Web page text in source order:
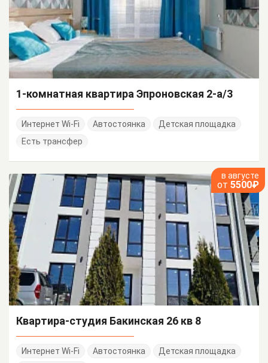
1-комнатная квартира Эпроновская 2-а/3
Интернет Wi-Fi Автостоянка
Детская площадка
Есть трансфер
в августе
от 5500₽
Квартира-студия Бакинская 26 кв 8
Интернет Wi-Fi Автостоянка
Детская площадка